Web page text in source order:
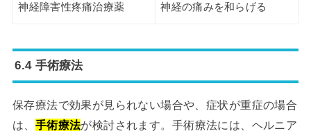
神経障害性疼痛治療薬 神経の痛みを和らげる
6.4 手術療法
保存療法で効果が見られない場合や、症状が重症の場合
は、 手術療法が検討されます。手術療法には、ヘルニア